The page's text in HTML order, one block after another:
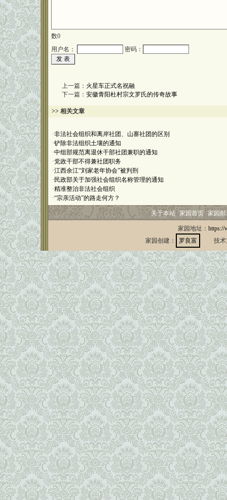
数0
用户名：
密码：
上一篇： 火星车正式名祝融
下一篇： 安徽青阳杜村宗文罗氏的传奇故事
>> 相关文章
·非法社会组织和离岸社团、山寨社团的区别
·铲除非法组织土壤的通知
·中组部规范离退休干部社团兼职的通知
·党政干部不得兼社团职务
·江西余江“刘家老年协会”被判刑
· 民政部关于加强社会组织名称管理的通知
·精准整治非法社会组织
·“宗亲活动”的路走何方？
关于本站 家园首页 家园
家园地址： https://
家园创建：
罗良富 技术